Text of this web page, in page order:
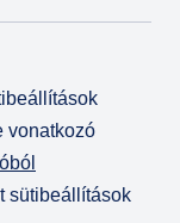
vonatkozó
sütibeállítások